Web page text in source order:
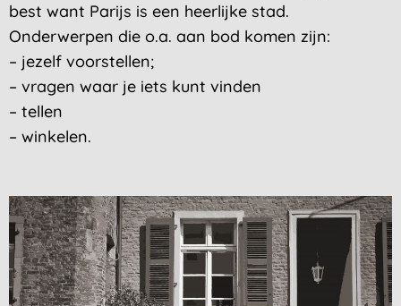
best want Parijs is een heerlijke stad.
Onderwerpen die o.a. aan bod komen zijn:
– jezelf voorstellen;
– vragen waar je iets kunt vinden
– tellen
– winkelen.